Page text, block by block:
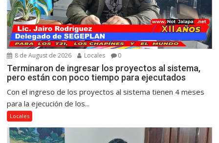
8 de August de 2026 Locales 0
Terminaron de ingresar los proyectos al sistema,
pero están con poco tiempo para ejecutados
Con el ingreso de los proyectos al sistema tienen 4 meses
para la ejecución de los...
Locales